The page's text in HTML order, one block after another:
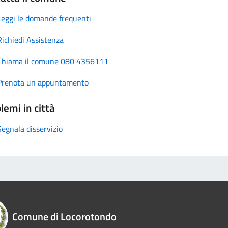
le domande frequenti
Assistenza
il comune 080 4356111
un appuntamento
in città
disservizio
Comune di Locorotondo